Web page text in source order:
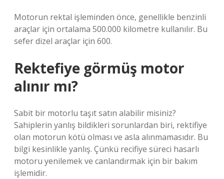
Motorun rektal işleminden önce, genellikle benzinli
araçlar için ortalama 500.000 kilometre kullanılır. Bu
sefer dizel araçlar için 600.
Rektefiye görmüş motor
alınır mı?
Sabit bir motorlu taşıt satın alabilir misiniz?
Sahiplerin yanlış bildikleri sorunlardan biri, rektifiye
olan motorun kötü olması ve asla alınmamasıdır. Bu
bilgi kesinlikle yanlış. Çünkü recifiye süreci hasarlı
motoru yenilemek ve canlandırmak için bir bakım
işlemidir.